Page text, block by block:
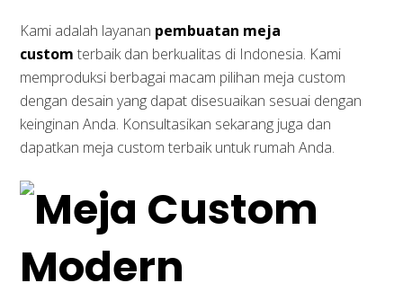
Kami adalah layanan pembuatan meja
custom terbaik dan berkualitas di Indonesia. Kami
memproduksi berbagai macam pilihan meja custom
dengan desain yang dapat disesuaikan sesuai dengan
keinginan Anda. Konsultasikan sekarang juga dan
dapatkan meja custom terbaik untuk rumah Anda.